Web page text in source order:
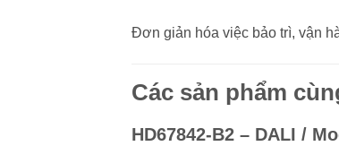
Đơn giản hóa việc bảo trì, vận
Các sản phẩm
HD67842-B2 – DALI /